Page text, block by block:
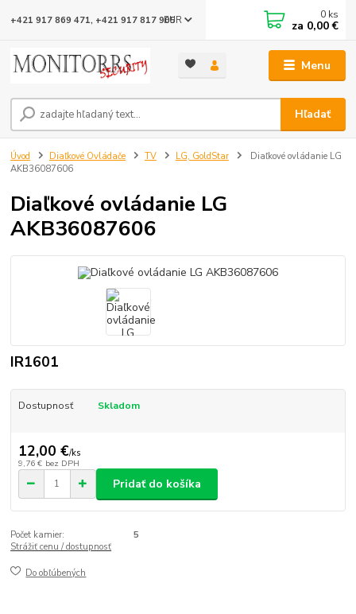
Menu
EUR
Hľadať
+421 917 869 471, +421 917 817 905 0 ks
za 0,00 €
Úvod Diaľkové Ovládače TV LG, GoldStar
Diaľkové ovládanie LG
AKB36087606
Diaľkové ovládanie LG
AKB36087606
IR1601
Dostupnosť Skladom
12,00 €/ks
9,76 € bez DPH
Pridať do košíka
Počet kamier:
5
Strážiť cenu / dostupnosť
Do obľúbených